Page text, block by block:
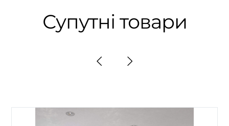
Супутні товари